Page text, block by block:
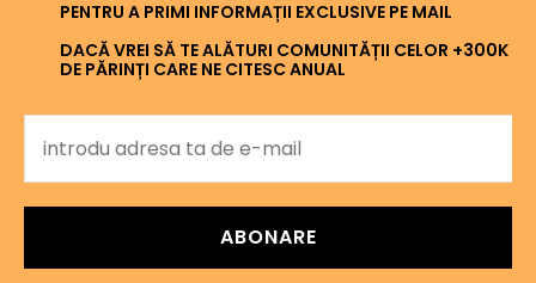
PENTRU A PRIMI INFORMAȚII EXCLUSIVE PE MAIL
DACĂ VREI SĂ TE ALĂTURI COMUNITĂȚII CELOR +300K
DE PĂRINȚI CARE NE CITESC ANUAL
ABONARE